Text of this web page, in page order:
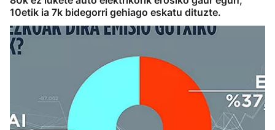
10etik ia 7k bidegorri gehiago eskatu dituzte.